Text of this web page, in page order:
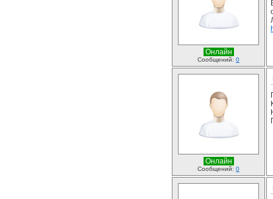
Онлайн
Сообщений: 0
Онлайн
Сообщений: 0